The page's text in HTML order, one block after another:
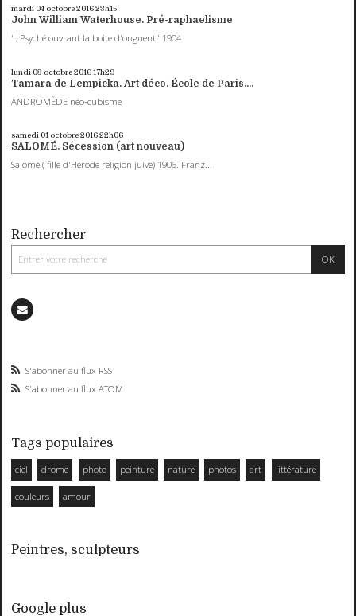
mardi 04 octobre 201623h15
John William Waterhouse. Pré-raphaelisme
". Psyché ouvrant la boite d'onguent" 1904
lundi 03 octobre 201617h29
Tamara de Lempicka. Art déco. École de Paris....
ANDROMÈDE néo-cubisme
samedi 01 octobre 201622h06
SALOMÉ. Sécession (art nouveau)
Salomé.( fille d'Hérode religion juive) 1906. Franz...
Rechercher
S'abonner au flux RSS
S'abonner au flux ATOM
Tags populaires
ciel drome photo peinture nature photos art littérature
couleurs amour
Peintres, sculpteurs
Google plus